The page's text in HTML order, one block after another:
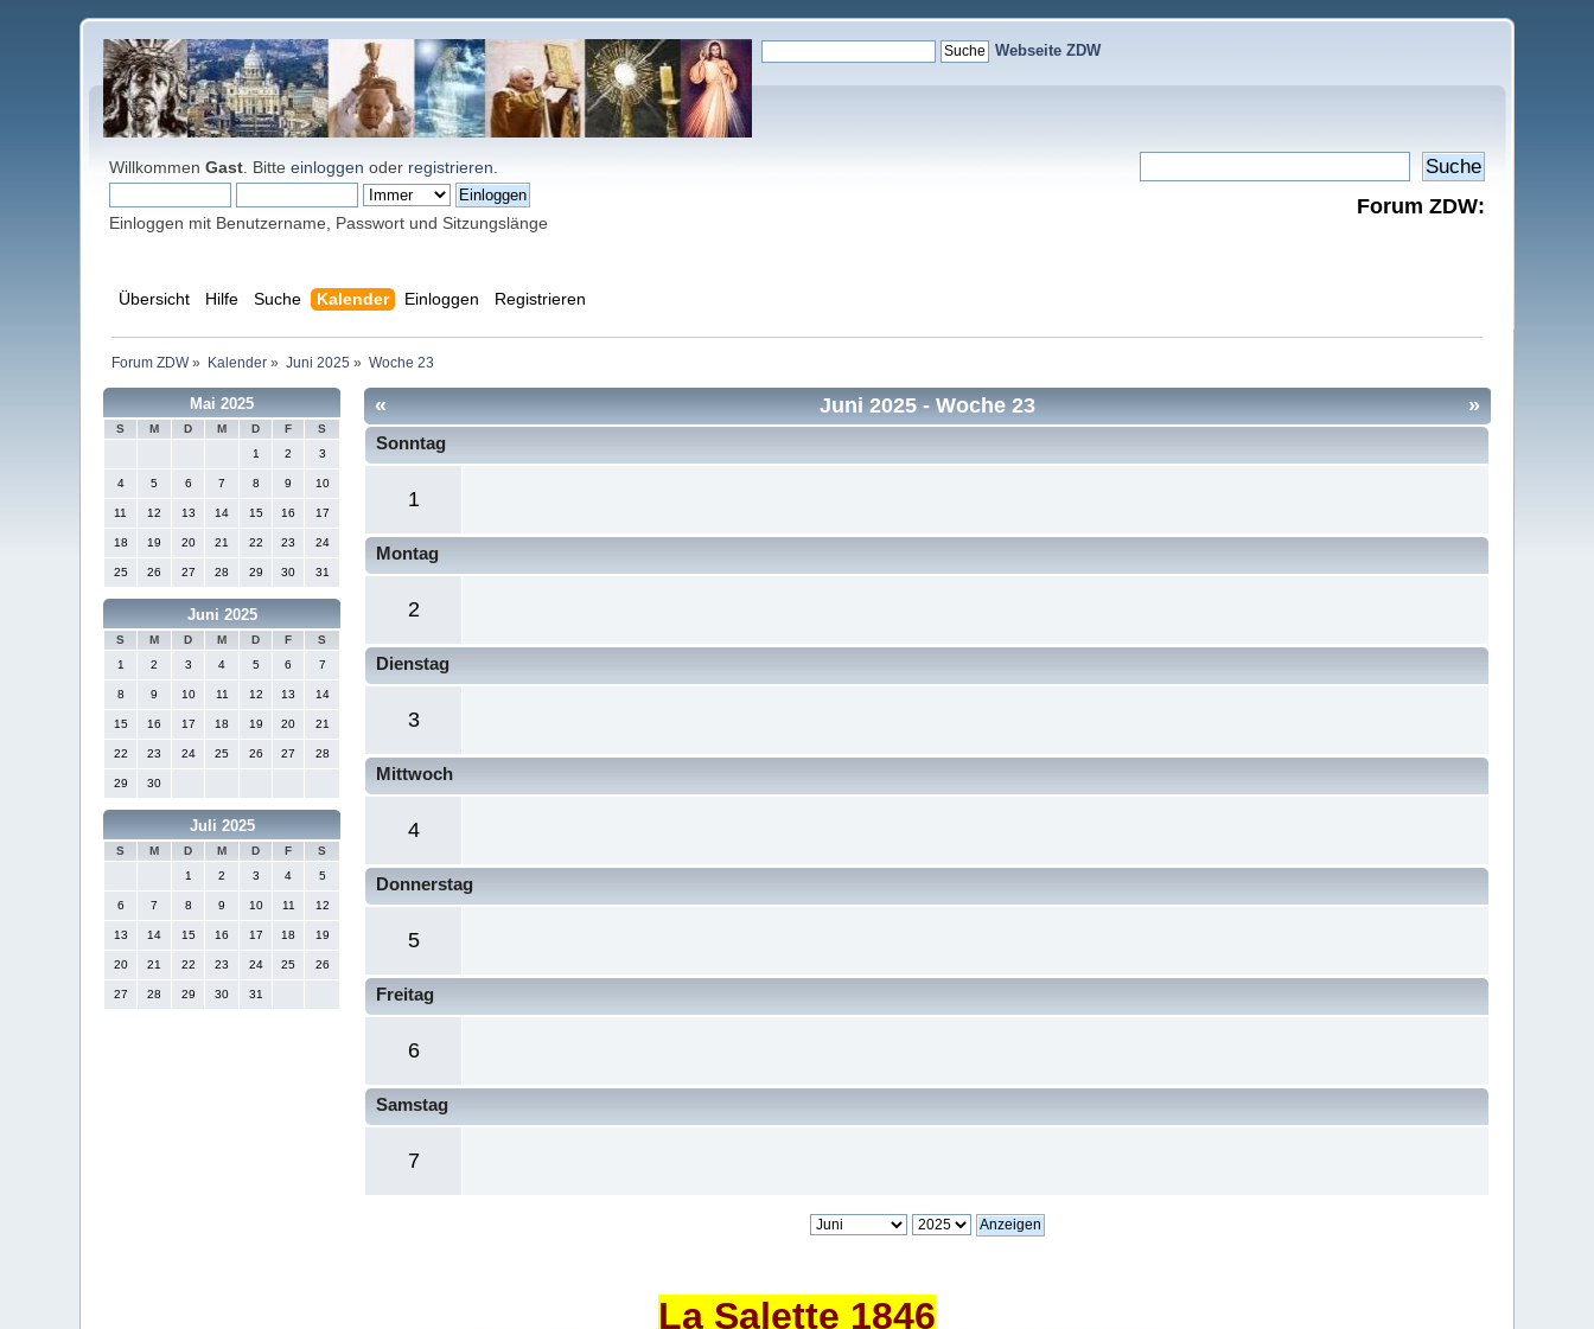
Webseite ZDW
WillkommenGast . Bitteeinloggen oder registrieren
Einloggen mit Benutzername, Passwort und Sitzungslänge
Forum ZDW:
Übersicht Hilfe Suche Kalender Einloggen Registrieren
Forum ZDW» Kalender» Juni 2025 » Woche 23
Mai 2025
S M D M D F
S
1
2 3
4 5 6 7 8 9 10
11 12 13 14 15 16 17
18 19 20 21 22 23 24
25 26 27 28 29 30 31
Juni 2025
S M D M D F
S
1
2 3 4 5 6 7
8 9 10 11 12 13 14
15 16 17 18 19 20 21
22 23 24 25 26 27 28
29 30
Juli 2025
S M D M D F
S
1
2 3 4 5
6 7 8 9 10 11 12
13 14 15 16 17 18 19
20 21 22 23 24 25 26
27 28 29 30 31
« »
Juni 2025- Woche 23
Sonntag
1
Montag
2
Dienstag
3
Mittwoch
4
Donnerstag
5
Freitag
6
Samstag
7
La Salette 1846